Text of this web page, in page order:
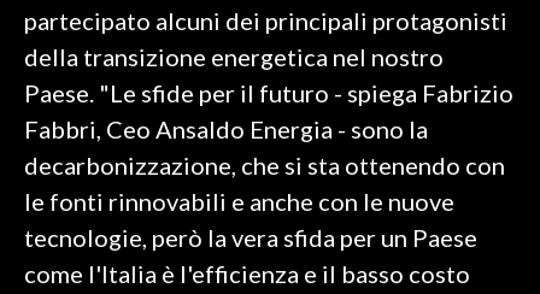
SALUTE
SARDEGNA TURISMO
SARDI NEL MONDO
NOTIZIE
EVENTI
partecipato alcuni dei principali protagonisti
della transizione energetica nel nostro
Paese. "Le sfide per il futuro - spiega Fabrizio
Fabbri, Ceo Ansaldo Energia - sono la
decarbonizzazione, che si sta ottenendo con
le fonti rinnovabili e anche con le nuove
tecnologie, però la vera sfida per un Paese
come l'Italia è l'efficienza e il basso costo